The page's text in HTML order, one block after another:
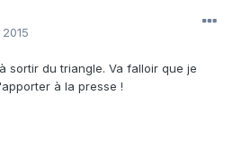
sortir du triangle. Va falloir que je
à la presse !